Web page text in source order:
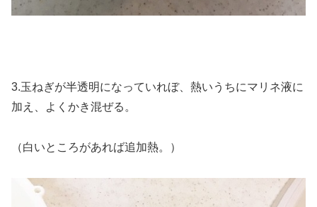
3.玉ねぎが半透明になっていれぼ、熱いうちにマリネ液に
加え、よくかき混ぜる。
（白いところがあれば追加熱。）